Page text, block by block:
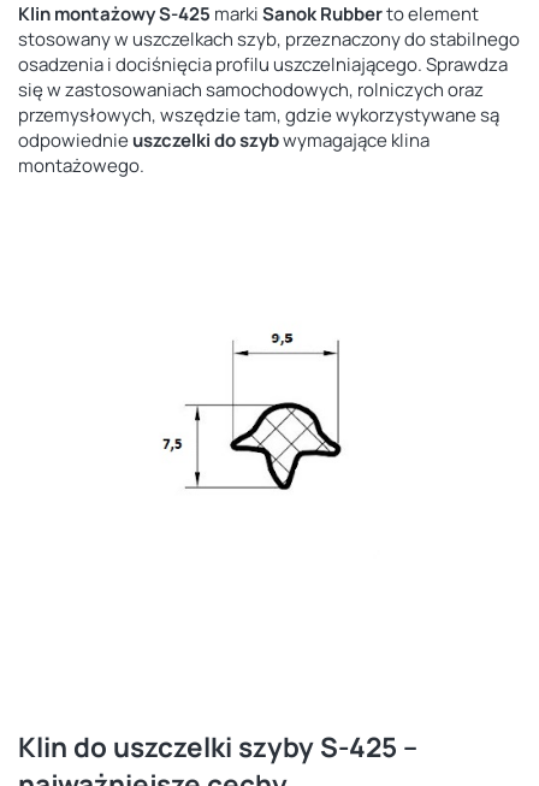
Klin montażowy S-425 markiSanok Rubberto element
stosowany w uszczelkach szyb, przeznaczony do stabilnego
osadzenia i dociśnięcia profilu uszczelniającego. Sprawdza
się w zastosowaniach samochodowych, rolniczych oraz
przemysłowych, wszędzie tam, gdzie wykorzystywane są
odpowiednieuszczelki do szybwymagające klina
montażowego.
Klin do uszczelki szyby S-425 –